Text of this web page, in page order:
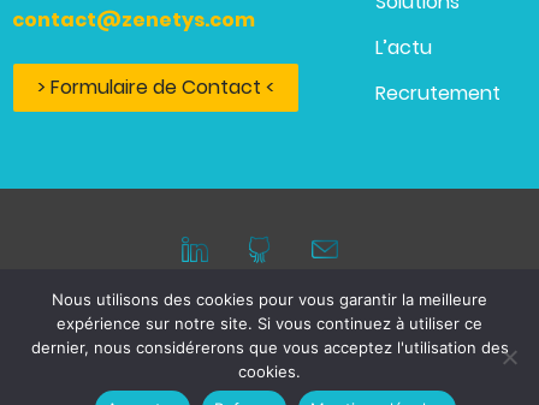
contact@zenetys.com
> Formulaire de Contact <
L’actu
Recrutement
Mentions légales
© 2026 ZENETYS, tous droits réservés.
Nous utilisons des cookies pour vous garantir la meilleure
expérience sur notre site. Si vous continuez à utiliser ce
dernier, nous considérerons que vous acceptez l'utilisation des
cookies.